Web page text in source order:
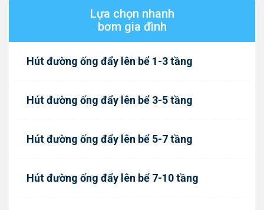
Lựa chọn nhanh
bơm gia đình
Hút đường ống đẩy lên bể 1-3 tầng
Hút đường ống đẩy lên bể 3-5 tầng
Hút đường ống đẩy lên bể 5-7 tầng
Hút đường ống đẩy lên bể 7-10 tầng